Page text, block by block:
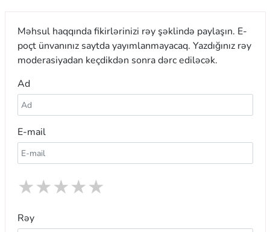
Məhsul haqqında fikirlərinizi rəy şəklində paylaşın. E-
poçt ünvanınız saytda yayımlanmayacaq. Yazdığınız rəy
moderasiyadan keçdikdən sonra dərc ediləcək.
Ad
E-mail
★
★
★
★
★
Rəy